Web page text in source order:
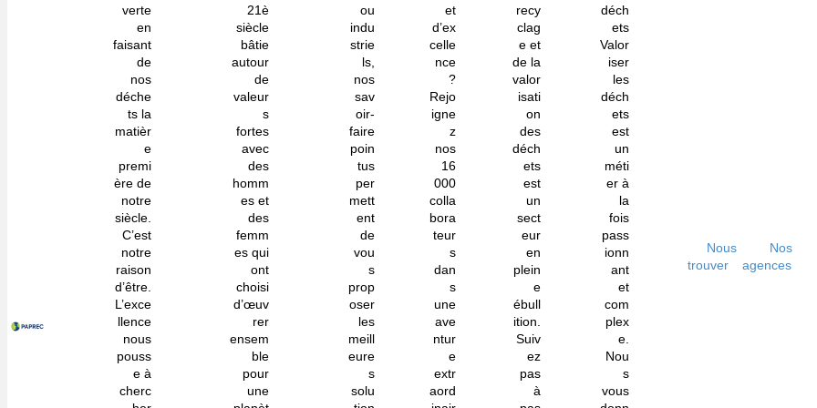
verte
en
faisant
de
nos
déche
ts la
matièr
e
premi
ère de
notre
siècle.
C’est
notre
raison
d’être.
L’exce
llence
nous
pouss
e à
cherc
21è
siècle
bâtie
autour
de
valeur
s
fortes
avec
des
homm
es et
des
femm
es qui
ont
choisi
d’œuv
rer
ensem
ble
pour
une
ou
indu
strie
ls,
nos
sav
oir-
faire
poin
tus
per
mett
ent
de
vou
s
prop
oser
les
meill
eure
s
solu
et
d’ex
celle
nce
?
Rejo
igne
z
nos
16
000
colla
bora
teur
s
dan
s
une
ave
ntur
e
extr
aord
recy
clag
e et
de la
valor
isati
on
des
déch
ets
est
un
sect
eur
en
plein
e
ébull
ition.
Suiv
ez
pas
à
déch
ets
Valor
iser
les
déch
ets
est
un
méti
er à
la
fois
pass
ionn
ant
et
com
plex
e.
Nou
s
vous
Nous
trouver
Nos
agences